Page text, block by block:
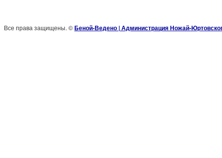
Все права защищены. ©Беной-Ведено | Администрация Ножай-